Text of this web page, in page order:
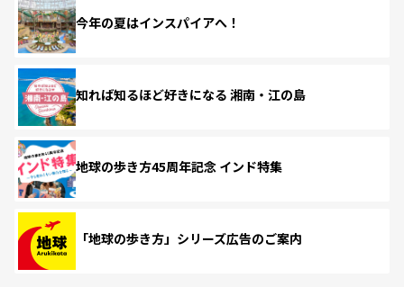
今年の夏はインスパイアへ！
知れば知るほど好きになる 湘南・江の島
地球の歩き方45周年記念 インド特集
「地球の歩き方」シリーズ広告のご案内